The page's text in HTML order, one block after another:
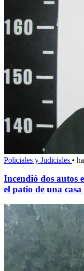
Policiales y Judiciales •
Incendió dos autos
el patio de una